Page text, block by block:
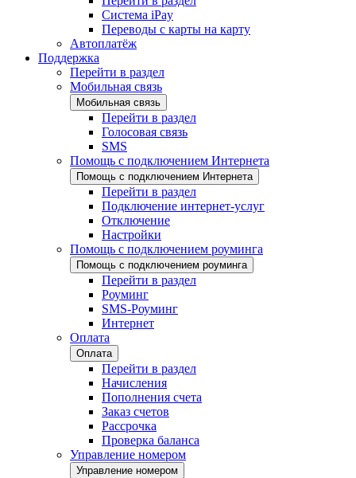
Система iPay
Переводы с карты на карту
Автоплатёж
Поддержка
Перейти в раздел
Мобильная связь
Мобильная связь
Перейти в раздел
Голосовая связь
SMS
Помощь с подключением Интернета
Помощь с подключением Интернета
Перейти в раздел
Подключение интернет-услуг
Отключение
Настройки
Помощь с подключением роуминга
Помощь с подключением роуминга
Перейти в раздел
Роуминг
SMS-Роуминг
Интернет
Оплата
Оплата
Перейти в раздел
Начисления
Пополнения счета
Заказ счетов
Рассрочка
Проверка баланса
Управление номером
Управление номером